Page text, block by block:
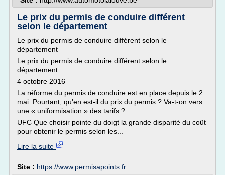
Le prix du permis de conduire différent
selon le département
Le prix du permis de conduire différent selon le
département
Le prix du permis de conduire différent selon le
département
4 octobre 2016
La réforme du permis de conduire est en place depuis le 2
mai. Pourtant, qu'en est-il du prix du permis ? Va-t-on vers
une « uniformisation » des tarifs ?
UFC Que choisir pointe du doigt la grande disparité du coût
pour obtenir le permis selon les...
Lire la suite
Site : https://www.permisapoints.fr